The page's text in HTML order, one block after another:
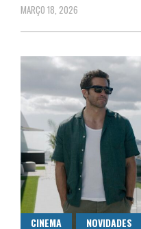
MARÇO 18, 2026
CINEMA NOVIDADES